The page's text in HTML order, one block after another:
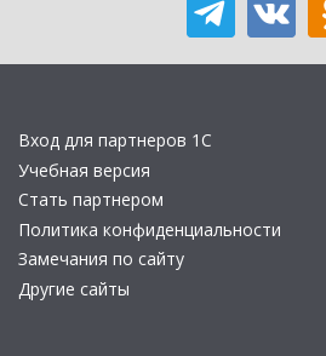
Вход для партнеров 1С
Учебная версия
Стать партнером
Политика конфиденциальности
Замечания по сайту
Другие сайты